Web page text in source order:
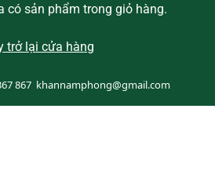
có sản phẩm trong giỏ hàng.
trở lại cửa hàng
867 khannamphong@gmail.com